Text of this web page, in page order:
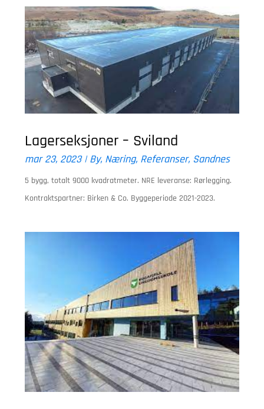
Lagerseksjoner – Sviland
mar 23, 2023|By, Næring, Referanser, Sandnes
5 bygg, totalt 9000 kvadratmeter. NRE leveranse: Rørlegging.
Kontraktspartner: Birken & Co. Byggeperiode 2021-2023.